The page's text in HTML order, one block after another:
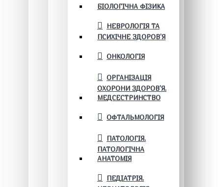
БІОЛОГІЧНА ФІЗИКА
НЕВРОЛОГІЯ ТА
ПСИХІЧНЕ ЗДОРОВ’Я
ОНКОЛОГІЯ
ОРГАНІЗАЦІЯ
ОХОРОНИ ЗДОРОВ'Я.
МЕДСЕСТРИНСТВО
ОФТАЛЬМОЛОГІЯ
ПАТОЛОГІЯ.
ПАТОЛОГІЧНА
АНАТОМІЯ
ПЕДІАТРІЯ.